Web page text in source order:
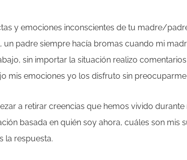
y emociones inconscientes de tu madre/
padre siempre hacía bromas cuando mi
sin importar la situación realizo
mis emociones yo los disfruto sin
a retirar creencias que hemos vivido
basada en quién soy ahora, cuáles son mis
la respuesta.